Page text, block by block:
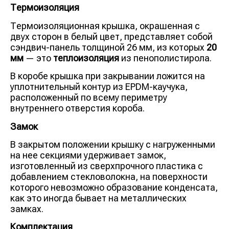
Термоизоляция
Термоизоляционная крышка, окрашенная с
двух сторон в белый цвет, представляет собой
сэндвич-панель толщиной 26 мм, из которых 20
мм — это теплоизоляция из пенополистирола.
В коробе крышка при закрывании ложится на
уплотнительный контур из EPDM-каучука,
расположенный по всему периметру
внутреннего отверстия короба.
Замок
В закрытом положении крышку с нагруженными
на нее секциями удерживает замок,
изготовленный из сверхпрочного пластика с
добавлением стекловолокна, на поверхности
которого невозможно образование конденсата,
как это иногда бывает на металлических
замках.